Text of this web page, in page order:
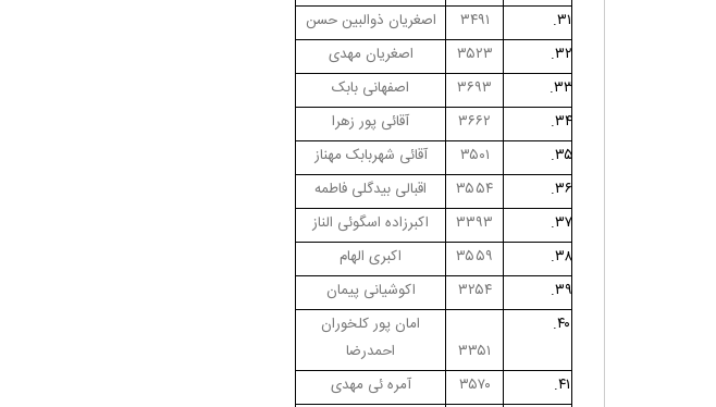
۳۱.
۳۴۹۱
اصغریان ذوالبین حسن
۳۲.
۳۵۲۳
اصغریان مهدی
۳۳.
۳۶۹۳
اصفهانی بابک
۳۴.
۳۶۶۲
آقائی پور زهرا
۳۵.
۳۵۰۱
آقائی شهربابک مهناز
۳۶.
۳۵۵۴
اقبالی بیدگلی فاطمه
۳۷.
۳۳۹۳
اکبرزاده اسگوئی الناز
۳۸.
۳۵۵۹
اکبری الهام
۳۹.
۳۲۵۴
اکوشیانی پیمان
۴۰.
۳۳۵۱
امان پور کلخوران
احمدرضا
۴۱.
۳۵۷۰
آمره ئی مهدی